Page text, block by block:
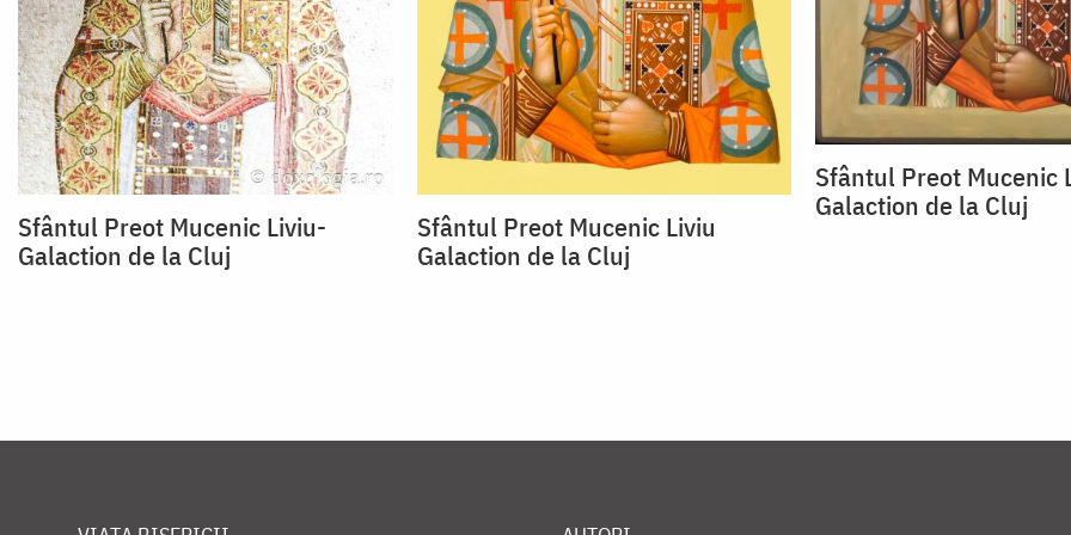
Sfântul Preot Mucenic Liviu-
Galaction de la Cluj
Sfântul Preot Mucenic Liviu
Galaction de la Cluj
Sfântul Preot Mucenic
Galaction de la Cluj